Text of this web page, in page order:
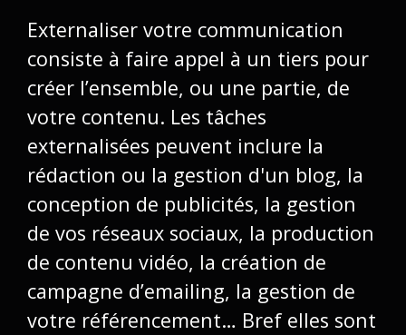
Externaliser votre communication
consiste à faire appel à un tiers pour
créer l’ensemble, ou une partie, de
votre contenu. Les tâches
externalisées peuvent inclure la
rédaction ou la gestion d'un blog, la
conception de publicités, la gestion
de vos réseaux sociaux, la production
de contenu vidéo, la création de
campagne d’emailing, la gestion de
votre référencement… Bref elles sont